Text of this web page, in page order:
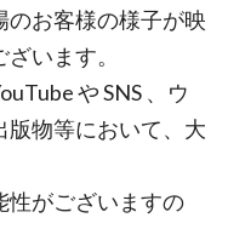
のお客様の様子が映
います。
や SNS 、ウ
版物等において、大
性がございますの